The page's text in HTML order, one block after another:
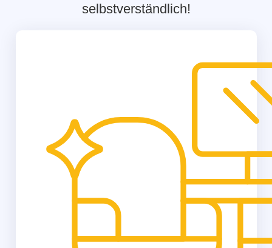
selbstverständlich!